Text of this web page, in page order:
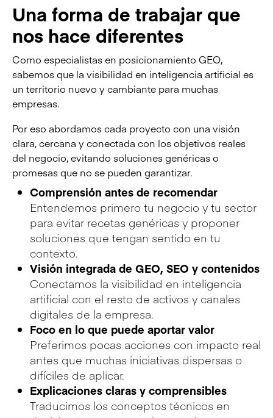
Una forma de trabajar que
nos hace diferentes
Como especialistas en posicionamiento GEO,
sabemos que la visibilidad en inteligencia artificial es
un territorio nuevo y cambiante para muchas
empresas.
Por eso abordamos cada proyecto con una visión
clara, cercana y conectada con los objetivos reales
del negocio, evitando soluciones genéricas o
promesas que no se pueden garantizar.
Comprensión antes de recomendar
Entendemos primero tu negocio y tu sector
para evitar recetas genéricas y proponer
soluciones que tengan sentido en tu
contexto.
Visión integrada de GEO, SEO y contenidos
Conectamos la visibilidad en inteligencia
artificial con el resto de activos y canales
digitales de la empresa.
Foco en lo que puede aportar valor
Preferimos pocas acciones con impacto real
antes que muchas iniciativas dispersas o
difíciles de aplicar.
Explicaciones claras y comprensibles
Traducimos los conceptos técnicos en